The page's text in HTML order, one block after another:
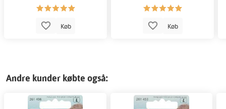
Køb Køb
Andre kunder købte også: